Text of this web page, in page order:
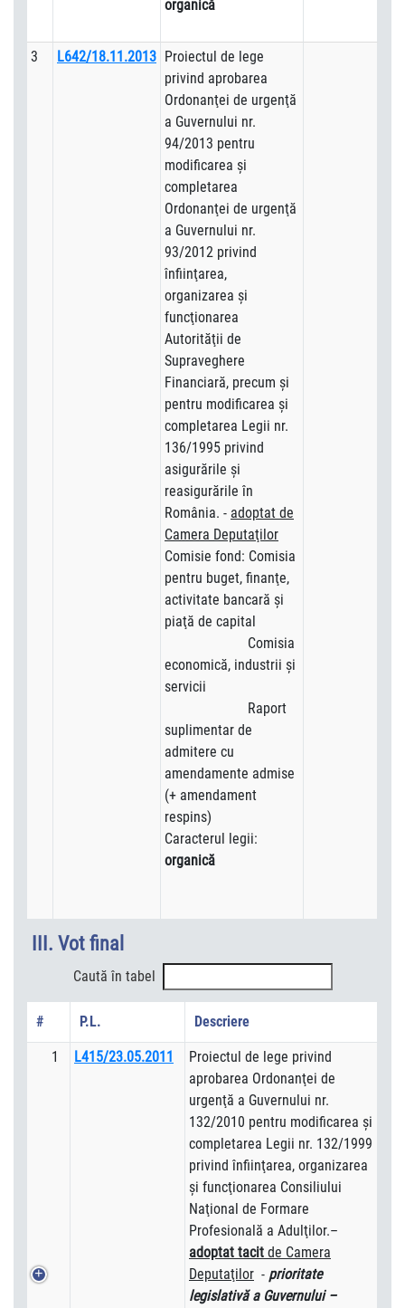
organică
3 L642/18.11.2013 Proiectul de lege
privind aprobarea
Ordonanţei de urgenţă
a Guvernului nr.
94/2013 pentru
modificarea şi
completarea
Ordonanţei de urgenţă
a Guvernului nr.
93/2012 privind
înfiinţarea,
organizarea şi
funcţionarea
Autorităţii de
Supraveghere
Financiară, precum şi
pentru modificarea şi
completarea Legii nr.
136/1995 privind
asigurările şi
reasigurările în
România. - adoptat de
Camera Deputaţilor
Comisie fond: Comisia
pentru buget, finanţe,
activitate bancară şi
piaţă de capital
Comisia
economică, industrii şi
servicii
Raport
suplimentar de
admitere cu
amendamente admise
(+ amendament
respins)
Caracterul legii:
organică
III. Vot final
Caută în tabel
# P.L. Descriere
1 L415/23.05.2011
Proiectul de lege privind
aprobarea Ordonanţei de
urgenţă a Guvernului nr.
132/2010 pentru modificarea şi
completarea Legii nr. 132/1999
privind înfiinţarea, organizarea
şi funcţionarea Consiliului
Naţional de Formare
Profesională a Adulţilor.–
adoptat tacit de Camera
Deputaţilor - prioritate
legislativă a Guvernului –